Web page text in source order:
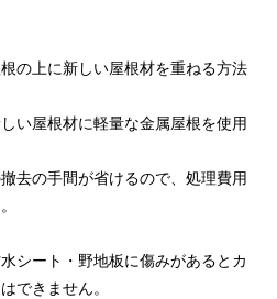
の上に新しい屋根材を重ねる方法
い屋根材に軽量な金属屋根を使用
去の手間が省けるので、処理費用
シート・野地板に傷みがあるとカ
できません。